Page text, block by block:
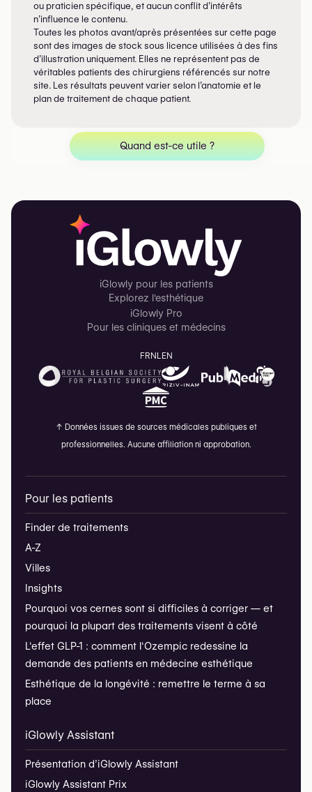
ou praticien spécifique, et aucun conflit d’intérêts
n’influence le contenu.
Toutes les photos avant/après présentées sur cette page
sont des images de stock sous licence utilisées à des fins
d’illustration uniquement. Elles ne représentent pas de
véritables patients des chirurgiens référencés sur notre
site. Les résultats peuvent varier selon l’anatomie et le
plan de traitement de chaque patient.
Quand est-ce utile ?
iGlowly pour les patients
Explorez l'esthétique
iGlowly Pro
Pour les cliniques et médecins
FRNLEN
↑ Données issues de sources médicales publiques et
professionnelles. Aucune affiliation ni approbation.
Pour les patients
Finder de traitements
A-Z
Villes
Insights
Pourquoi vos cernes sont si difficiles à corriger — et
pourquoi la plupart des traitements visent à côté
L'effet GLP-1 : comment l'Ozempic redessine la
demande des patients en médecine esthétique
Esthétique de la longévité : remettre le terme à sa
place
iGlowly Assistant
Présentation d’iGlowly Assistant
iGlowly Assistant Prix